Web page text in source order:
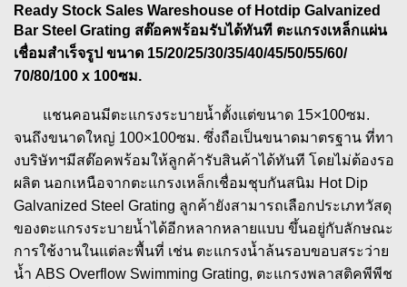
Ready Stock Sales Wareshouse of Hotdip Galvanized
Bar Steel Grating สต๊อคพร้อมรับได้ทันที ตะแกรงเหล็กแผ่น
เชื่อมสำเร็จรูป ขนาด 15/20/25/30/35/40/45/50/55/60/
70/80/100 x 100ซม.
แชนคอนมีตะแกรงระบายน้ำตั้งแต่ขนาด 15×100ซม.
จนถึงขนาดใหญ่ 100×100ซม. ซึ่งถือเป็นขนาดมาตรฐาน ที่ทา
งบริษัทฯมีสต๊อคพร้อมให้ลูกค้ารับสินค้าได้ทันที โดยไม่ต้องรอ
ผลิต นอกเหนือจากตะแกรงเหล็กเชื่อมชุบกันสนิม Hot Dip
Galvanized Steel Grating ลูกค้ายังสามารถเลือกประเภทวัสดุ
ของตะแกรงระบายน้ำได้อีกหลากหลายแบบ ขึ้นอยู่กับลักษณะ
การใช้งานในแต่ละพื้นที่ เช่น ตะแกรงน้ำล้นรอบขอบสระว่าย
น้ำ ABS Overflow Swimming Grating, ตะแกรงพลาสติคพีพีช